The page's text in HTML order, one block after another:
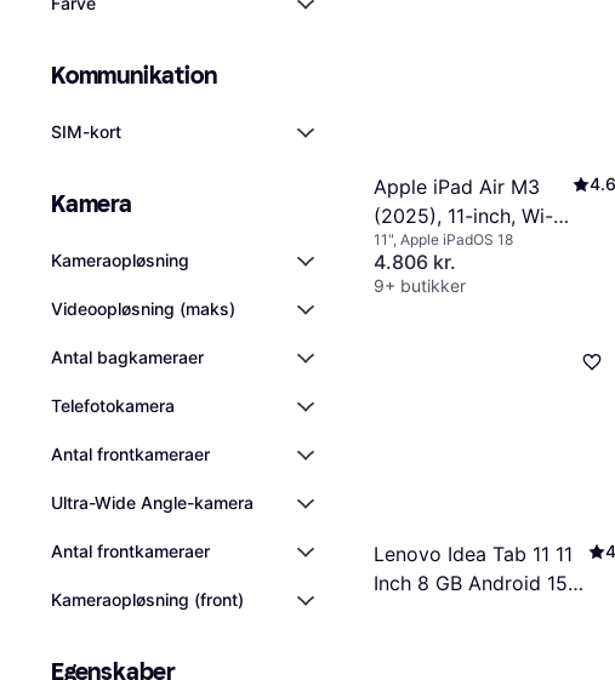
Kommunikation
SIM-kort
Kamera
Kameraopløsning
Videoopløsning (maks)
Antal bagkameraer
Telefotokamera
Antal frontkameraer
Ultra-Wide Angle-kamera
Antal frontkameraer
Kameraopløsning (front)
Egenskaber
Apple iPad Air M3
(2025), 11-inch, Wi-
Fi, 128GB, Space
Grey
4.6
11", Apple iPadOS 18
4.806 kr.
9+ butikker
Lenovo Idea Tab 11 11
Inch 8 GB Android 15
4